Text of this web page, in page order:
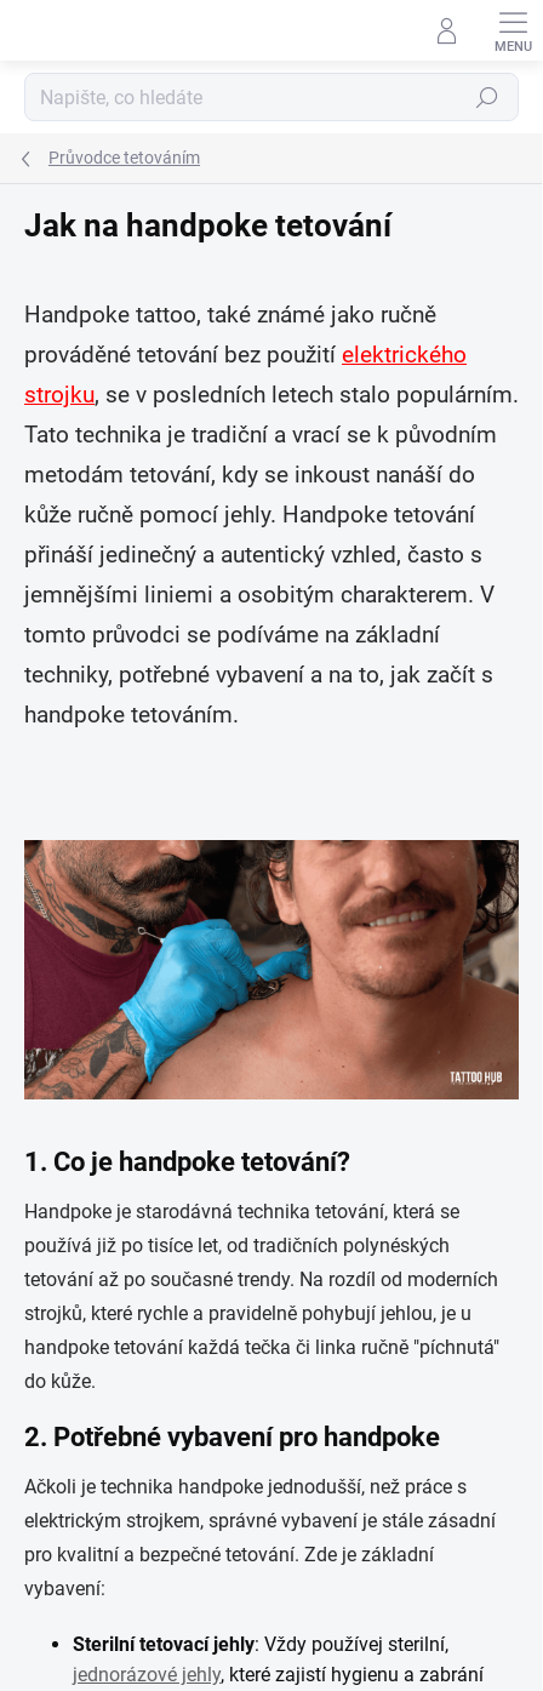
Hledat
Průvodce tetováním
Jak na handpoke tetování
Handpoke tattoo, také známé jako ručně
prováděné tetování bez použití elektrického
strojku, se v posledních letech stalo populárním.
Tato technika je tradiční a vrací se k původním
metodám tetování, kdy se inkoust nanáší do
kůže ručně pomocí jehly. Handpoke tetování
přináší jedinečný a autentický vzhled, často s
jemnějšími liniemi a osobitým charakterem. V
tomto průvodci se podíváme na základní
techniky, potřebné vybavení a na to, jak začít s
handpoke tetováním.
1. Co je handpoke tetování?
Handpoke je starodávná technika tetování, která se
používá již po tisíce let, od tradičních polynéských
tetování až po současné trendy. Na rozdíl od moderních
strojků, které rychle a pravidelně pohybují jehlou, je u
handpoke tetování každá tečka či linka ručně "píchnutá"
do kůže.
2. Potřebné vybavení pro handpoke
Ačkoli je technika handpoke jednodušší, než práce s
elektrickým strojkem, správné vybavení je stále zásadní
pro kvalitní a bezpečné tetování. Zde je základní
vybavení:
Sterilní tetovací jehly: Vždy používej sterilní,
jednorázové jehly, které zajistí hygienu a zabrání